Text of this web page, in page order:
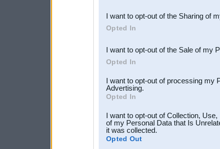
Downstream Participants
third parties.
I want to opt-out of the Sharing of
Opted In
I want to opt-out of the Sale of my
Opted In
I want to opt-out of processing my
Advertising.
Opted In
I want to opt-out of Collection,
of my Personal Data that Is
it was collected.
Opted Out